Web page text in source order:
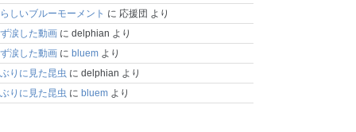
しいブルーモーメント に 応援団 より
涙した動画に delphian より
涙した動画に bluemより
りに見た昆虫 に delphian より
りに見た昆虫 に bluemより